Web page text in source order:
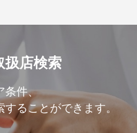
扱店検索
条件、
することができます。